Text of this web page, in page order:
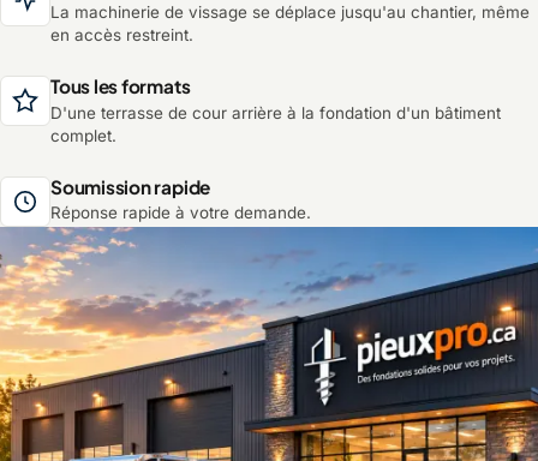
La machinerie de vissage se déplace jusqu'au chantier, même
en accès restreint.
Tous les formats
D'une terrasse de cour arrière à la fondation d'un bâtiment
complet.
Soumission rapide
Réponse rapide à votre demande.